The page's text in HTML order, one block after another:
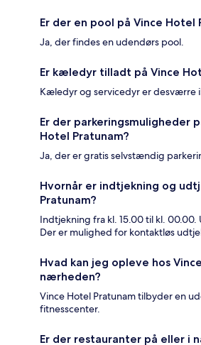
Er der en pool på Vince Hotel
Ja, der findes en udendørs pool.
Er kæledyr tilladt på Vince
Kæledyr og servicedyr er desværre
Er der parkeringsmuligheder
Hotel Pratunam?
Ja, der er gratis selvstændig
Hvornår er indtjekning og
Pratunam?
Indtjekning fra kl. 15.00 til kl. 00.00.
Der er mulighed for kontaktløs
Hvad kan jeg opleve hos
nærheden?
Vince Hotel Pratunam tilbyder en
fitnesscenter.
Er der restauranter på eller i